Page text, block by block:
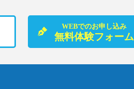
WEBでのお申し込み
無料体験フォーム